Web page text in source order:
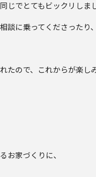
じでとてもビックリしまし
談に乗ってくださったり、
ので、これからが楽しみ
お家づくりに、